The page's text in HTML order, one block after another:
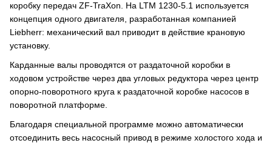
коробку передач ZF-TraXon. На LTM 1230-5.1 используется
концепция одного двигателя, разработанная компанией
Liebherr: механический вал приводит в действие крановую
установку.
Карданные валы проводятся от раздаточной коробки в
ходовом устройстве через два угловых редуктора через центр
опорно-поворотного круга к раздаточной коробке насосов в
поворотной платформе.
Благодаря специальной программе можно автоматически
отсоединить весь насосный привод в режиме холостого хода и